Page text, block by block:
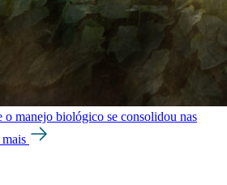
o manejo biológico se consolidou nas
mais